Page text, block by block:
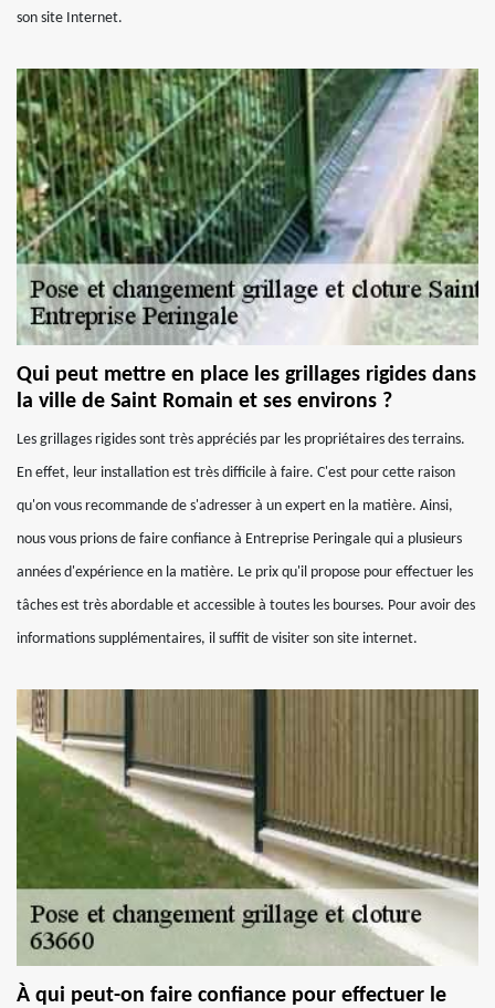
son site Internet.
Qui peut mettre en place les grillages rigides dans
la ville de Saint Romain et ses environs ?
Les grillages rigides sont très appréciés par les propriétaires des terrains.
En effet, leur installation est très difficile à faire. C'est pour cette raison
qu'on vous recommande de s'adresser à un expert en la matière. Ainsi,
nous vous prions de faire confiance à Entreprise Peringale qui a plusieurs
années d'expérience en la matière. Le prix qu'il propose pour effectuer les
tâches est très abordable et accessible à toutes les bourses. Pour avoir des
informations supplémentaires, il suffit de visiter son site internet.
À qui peut-on faire confiance pour effectuer le